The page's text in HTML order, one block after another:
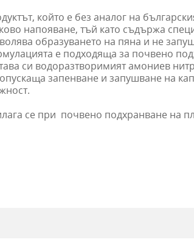
който е без аналог на
напояване, тъй като съдържа
образуването на пяна и не
е подходяща за почвено
си водоразтворимият амониев
запенване и запушване на
се при почвено подхранване на